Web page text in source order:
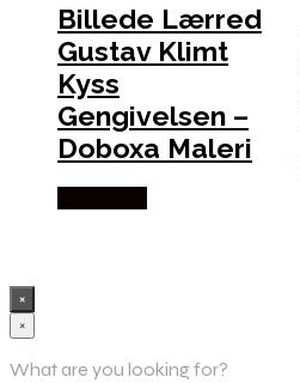
Billede Lærred
Gustav Klimt
Kyss
Gengivelsen –
Doboxa Maleri
×
×
What are you looking for?